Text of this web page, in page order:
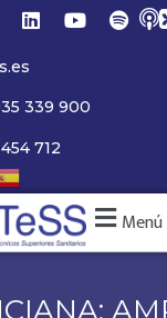
339 900
712
Menú